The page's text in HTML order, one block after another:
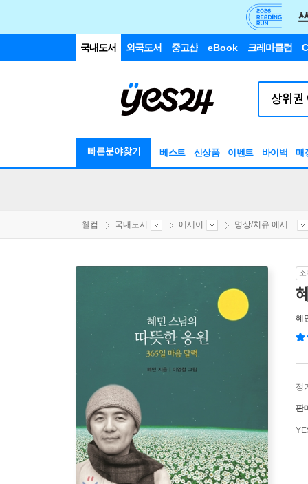
국내도서 외국도서 중고샵 eBook 크레마클럽
빠른분야찾기 베스트 신상품 이벤트 바이백 매
웰컴 국내도서 에세이 명상/치유 에세...
혜
정
판